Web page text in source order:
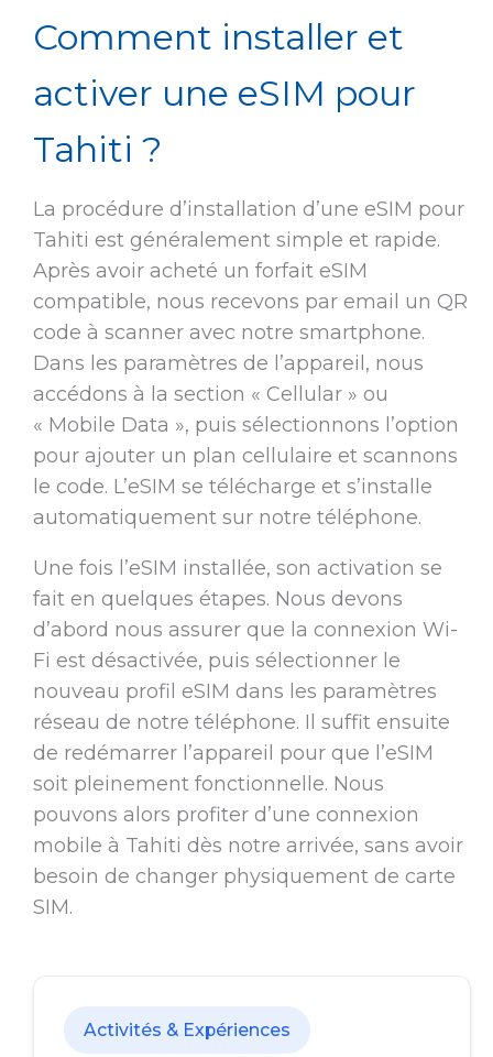
Comment installer et
activer une eSIM pour
Tahiti ?
La procédure d’installation d’une eSIM pour
Tahiti est généralement simple et rapide.
Après avoir acheté un forfait eSIM
compatible, nous recevons par email un QR
code à scanner avec notre smartphone.
Dans les paramètres de l’appareil, nous
accédons à la section « Cellular » ou
« Mobile Data », puis sélectionnons l’option
pour ajouter un plan cellulaire et scannons
le code. L’eSIM se télécharge et s’installe
automatiquement sur notre téléphone.
Une fois l’eSIM installée, son activation se
fait en quelques étapes. Nous devons
d’abord nous assurer que la connexion Wi-
Fi est désactivée, puis sélectionner le
nouveau profil eSIM dans les paramètres
réseau de notre téléphone. Il suffit ensuite
de redémarrer l’appareil pour que l’eSIM
soit pleinement fonctionnelle. Nous
pouvons alors profiter d’une connexion
mobile à Tahiti dès notre arrivée, sans avoir
besoin de changer physiquement de carte
SIM.
Activités & Expériences